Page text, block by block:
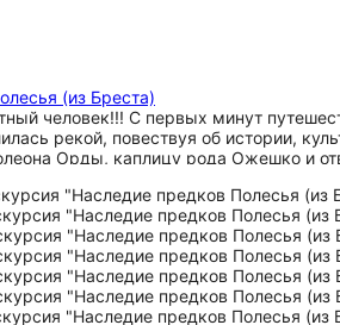
(из Бреста)
человек!!! С первых минут
рекой, повествуя об истории,
Орды, каплицу рода Ожешко и
музей. Были и другие
огромное Валентине за такое